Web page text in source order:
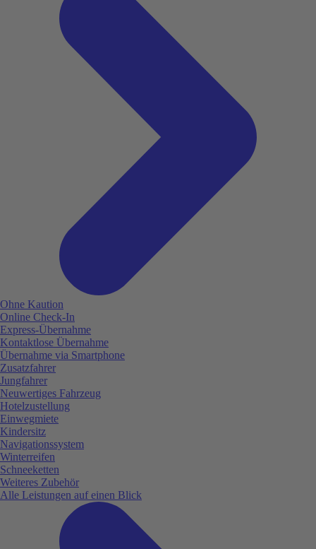
Ohne Kaution
Online Check-In
Express-Übernahme
Kontaktlose Übernahme
Übernahme via Smartphone
Zusatzfahrer
Jungfahrer
Neuwertiges Fahrzeug
Hotelzustellung
Einwegmiete
Kindersitz
Navigationssystem
Winterreifen
Schneeketten
Weiteres Zubehör
Alle Leistungen auf einen Blick